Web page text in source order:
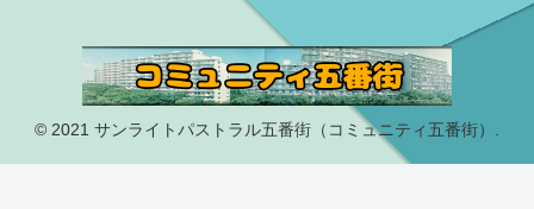
© 2021 サンライトパストラル五番街（コミュニティ五番街）.